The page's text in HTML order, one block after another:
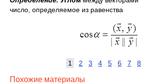
число, определяемое из равенства
1 2 3 4 5 6 7 8
Похожие материалы